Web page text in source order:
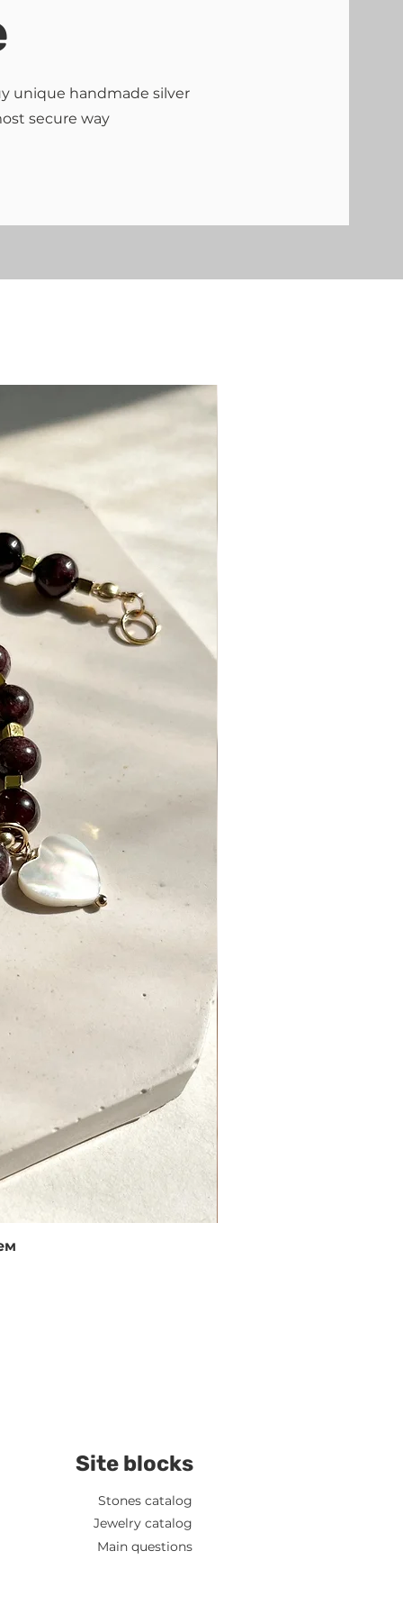
unique handmade silver
secure way
Site blocks
Stones catalog
Jewelry catalog
Main questions